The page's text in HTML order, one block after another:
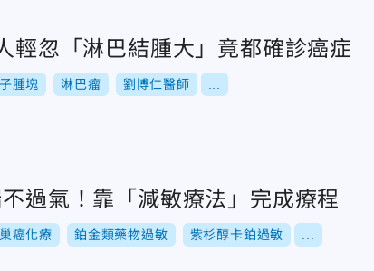
輕忽「淋巴結腫大」竟都確診癌症
腫塊 淋巴瘤 劉博仁醫師
過氣！靠「減敏療法」完成療程
癌化療 鉑金類藥物過敏 紫杉醇卡鉑過敏